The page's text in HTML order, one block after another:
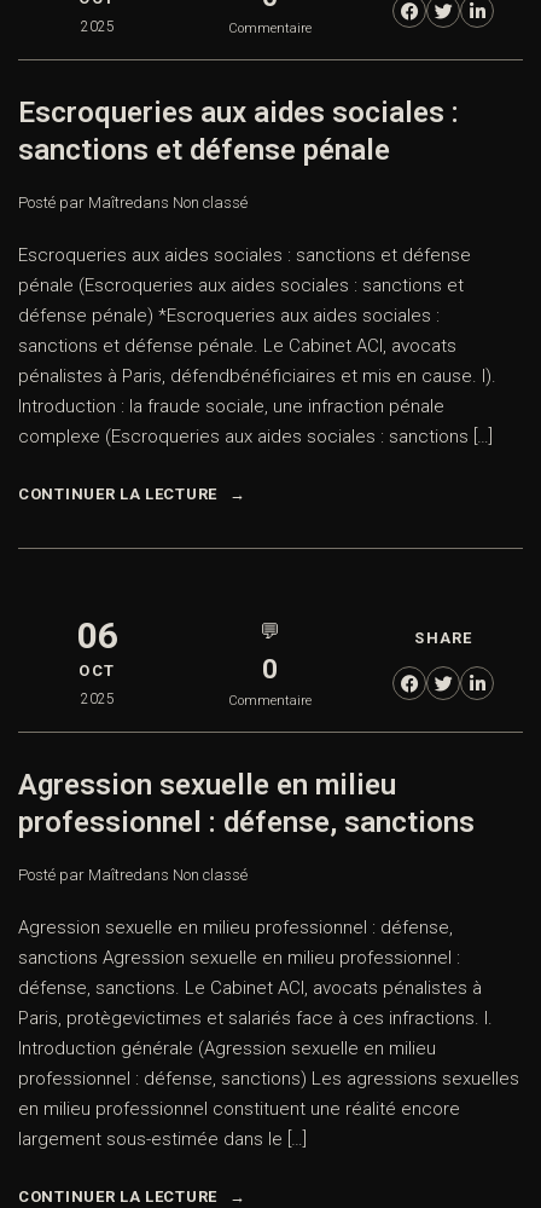
2025 Commentaire
Escroqueries aux aides sociales :
sanctions et défense pénale
Posté par Maîtredans Non classé
Escroqueries aux aides sociales : sanctions et défense
pénale (Escroqueries aux aides sociales : sanctions et
défense pénale) *Escroqueries aux aides sociales :
sanctions et défense pénale. Le Cabinet ACI, avocats
pénalistes à Paris, défendbénéficiaires et mis en cause. I).
Introduction : la fraude sociale, une infraction pénale
complexe (Escroqueries aux aides sociales : sanctions […]
CONTINUER LA LECTURE
06
OCT
2025
💬
0
Commentaire
SHARE
Agression sexuelle en milieu
professionnel : défense, sanctions
Posté par Maîtredans Non classé
Agression sexuelle en milieu professionnel : défense,
sanctions Agression sexuelle en milieu professionnel :
défense, sanctions. Le Cabinet ACI, avocats pénalistes à
Paris, protègevictimes et salariés face à ces infractions. I.
Introduction générale (Agression sexuelle en milieu
professionnel : défense, sanctions) Les agressions sexuelles
en milieu professionnel constituent une réalité encore
largement sous-estimée dans le […]
CONTINUER LA LECTURE